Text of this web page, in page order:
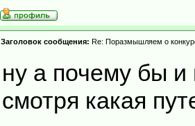
Заголовок сообщения: Re: Поразмышляем о
ну а почему бы и
смотря какая